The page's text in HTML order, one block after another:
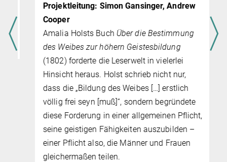
Projektleitung: Simon Gansinger, Andrew
Cooper
Amalia Holsts BuchÜber die Bestimmung
des Weibes zur höhern Geistesbildung
(1802) forderte die Leserwelt in vielerlei
Hinsicht heraus. Holst schrieb nicht nur,
dass die „Bildung des Weibes […] erstlich
völlig frei seyn [muß]“, sondern begründete
diese Forderung in einer allgemeinen Pflicht,
seine geistigen Fähigkeiten auszubilden –
einer Pflicht also, die Männer und Frauen
gleichermaßen teilen.